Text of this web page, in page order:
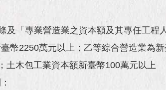
「專業營造業之資本額及其專任工程
幣2250萬元以上；乙等綜合營造業為
木包工業資本額新臺幣100萬元以上